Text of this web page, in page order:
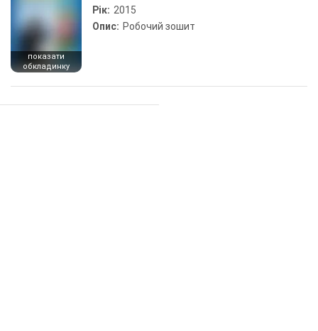
показати
обкладинку
Рік: 2015
Опис: Робочий зошит